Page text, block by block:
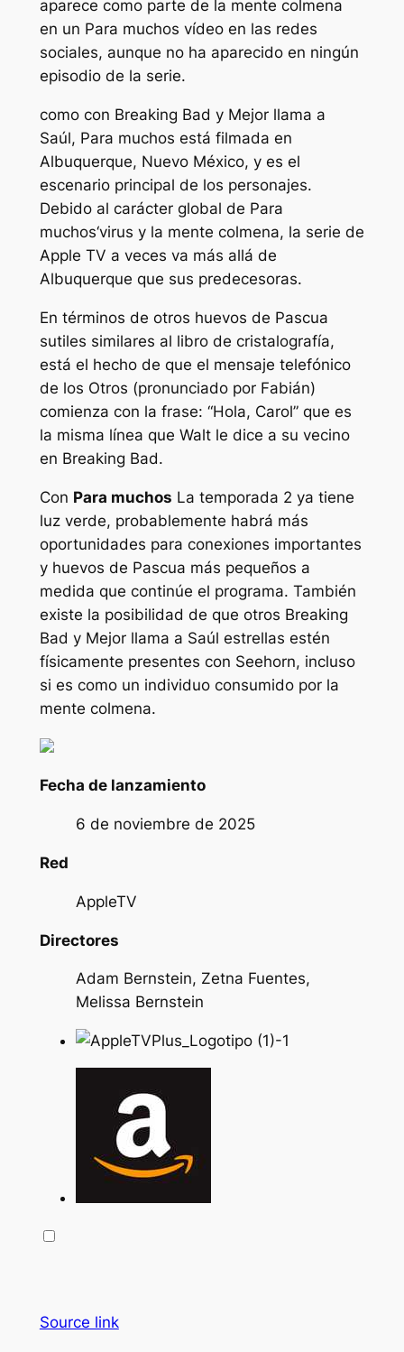
aparece como parte de la mente colmena
en un Para muchos vídeo en las redes
sociales, aunque no ha aparecido en ningún
episodio de la serie.
como con Breaking Bad y Mejor llama a
Saúl, Para muchos está filmada en
Albuquerque, Nuevo México, y es el
escenario principal de los personajes.
Debido al carácter global de Para
muchos‘virus y la mente colmena, la serie de
Apple TV a veces va más allá de
Albuquerque que sus predecesoras.
En términos de otros huevos de Pascua
sutiles similares al libro de cristalografía,
está el hecho de que el mensaje telefónico
de los Otros (pronunciado por Fabián)
comienza con la frase: “Hola, Carol”que es
la misma línea que Walt le dice a su vecino
en Breaking Bad.
Con Para muchos La temporada 2 ya tiene
luz verde, probablemente habrá más
oportunidades para conexiones importantes
y huevos de Pascua más pequeños a
medida que continúe el programa. También
existe la posibilidad de que otros Breaking
Bad y Mejor llama a Saúl estrellas estén
físicamente presentes con Seehorn, incluso
si es como un individuo consumido por la
mente colmena.
Fecha de lanzamiento
6 de noviembre de 2025
Red
AppleTV
Directores
Adam Bernstein, Zetna Fuentes,
Melissa Bernstein
Source link